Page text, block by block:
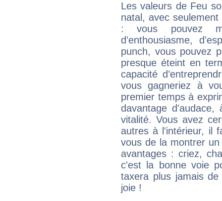
Les valeurs de Feu
natal, avec
: vous pouvez
d'enthousiasme,
punch, vous pouvez
presque éteint en
capacité
vous gagneriez à
premier temps à
davantage
vitalité. Vous avez
autres à l'intérieur, il
vous de la montrer
avantages : criez,
c'est la bonne voie
taxera plus jamais
joie !